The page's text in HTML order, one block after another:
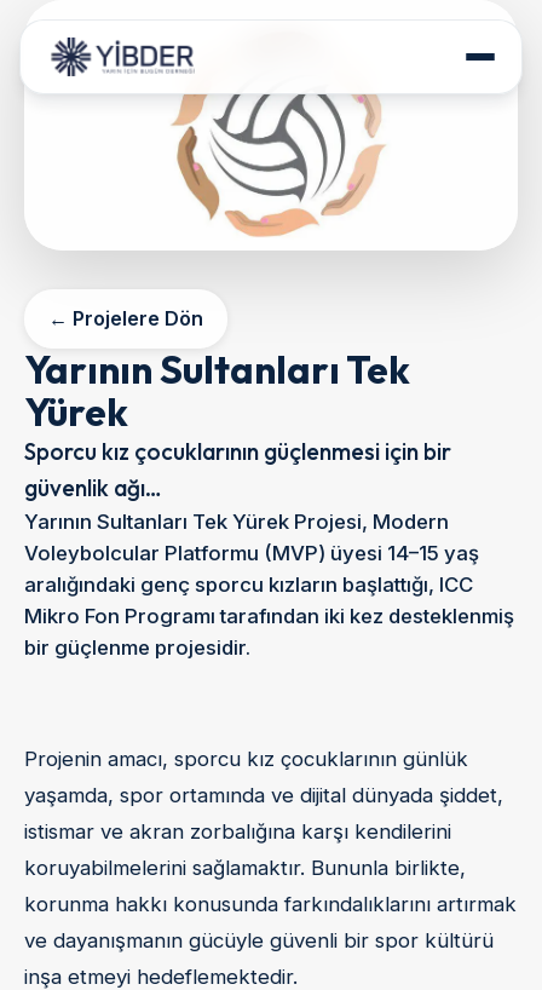
HAKKIMIZDA
PROJELERİMİZ
PROGRAMLARIMIZ
← Projelere Dön
Yarının Sultanları Tek
Yürek
Sporcu kız çocuklarının güçlenmesi için bir
güvenlik ağı…
Yarının Sultanları Tek Yürek Projesi, Modern
Voleybolcular Platformu (MVP) üyesi 14–15 yaş
aralığındaki genç sporcu kızların başlattığı, ICC
Mikro Fon Programı tarafından iki kez desteklenmiş
bir güçlenme projesidir.
Projenin amacı, sporcu kız çocuklarının günlük
yaşamda, spor ortamında ve dijital dünyada şiddet,
istismar ve akran zorbalığına karşı kendilerini
koruyabilmelerini sağlamaktır. Bununla birlikte,
korunma hakkı konusunda farkındalıklarını artırmak
ve dayanışmanın gücüyle güvenli bir spor kültürü
inşa etmeyi hedeflemektedir.